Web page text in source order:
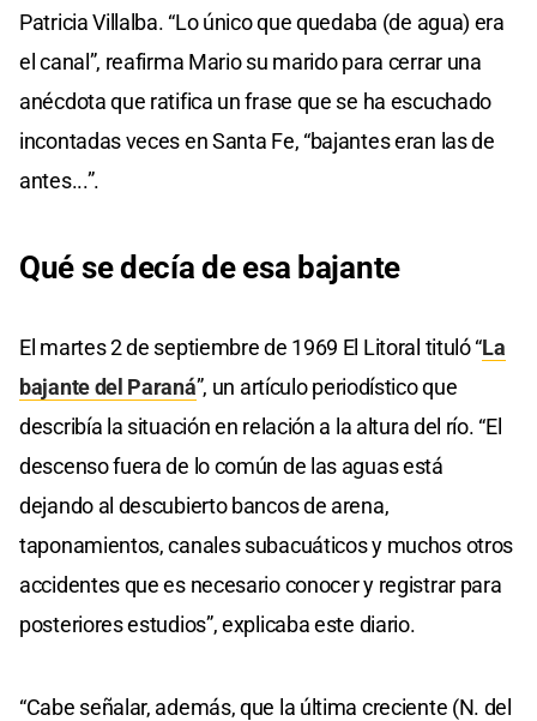
Patricia Villalba. “Lo único que quedaba (de agua) era
el canal”, reafirma Mario su marido para cerrar una
anécdota que ratifica un frase que se ha escuchado
incontadas veces en Santa Fe, “bajantes eran las de
antes...”.
Qué se decía de esa bajante
El martes 2 de septiembre de 1969 El Litoral tituló “La
bajante del Paraná”, un artículo periodístico que
describía la situación en relación a la altura del río. “El
descenso fuera de lo común de las aguas está
dejando al descubierto bancos de arena,
taponamientos, canales subacuáticos y muchos otros
accidentes que es necesario conocer y registrar para
posteriores estudios”, explicaba este diario.
“Cabe señalar, además, que la última creciente (N. del